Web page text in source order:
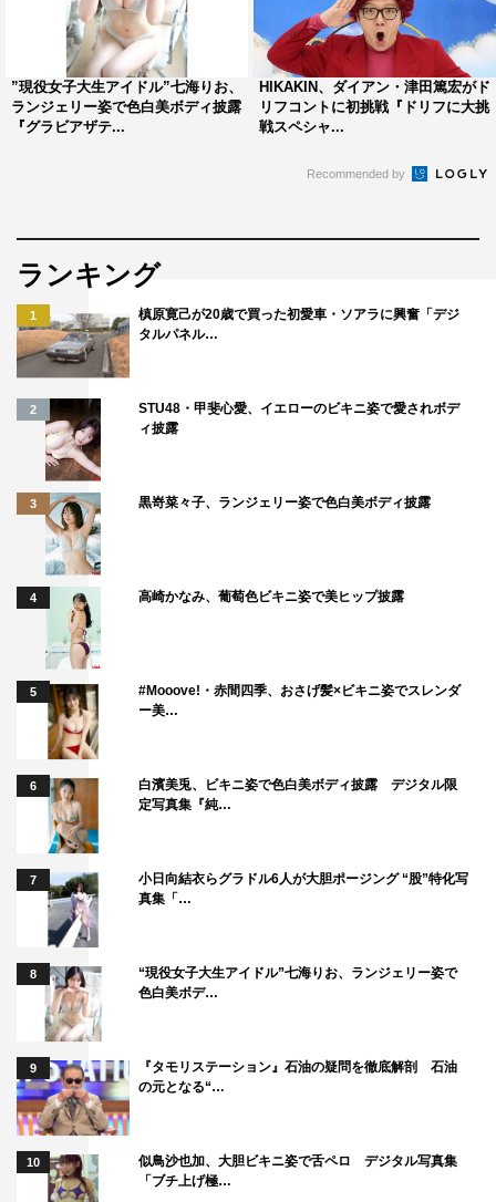
”現役女子大生アイドル”七海りお、
ランジェリー姿で色白美ボディ披露
『グラビアザテ...
HIKAKIN、ダイアン・津田篤宏がド
リフコントに初挑戦『ドリフに大挑
戦スペシャ...
Recommended by
ランキング
1
槙原寛己が20歳で買った初愛車・ソアラに興奮「デジ
タルパネル…
2
STU48・甲斐心愛、イエローのビキニ姿で愛されボデ
ィ披露
3 黒嵜菜々子、ランジェリー姿で色白美ボディ披露
4 高崎かなみ、葡萄色ビキニ姿で美ヒップ披露
5
#Mooove!・赤間四季、おさげ髪×ビキニ姿でスレンダ
ー美…
6
白濱美兎、ビキニ姿で色白美ボディ披露 デジタル限
定写真集『純…
7
小日向結衣らグラドル6人が大胆ポージング “股”特化写
真集「…
8
“現役女子大生アイドル”七海りお、ランジェリー姿で
色白美ボデ…
9
『タモリステーション』石油の疑問を徹底解剖 石油
の元となる“…
10
似鳥沙也加、大胆ビキニ姿で舌ペロ デジタル写真集
「ブチ上げ極…